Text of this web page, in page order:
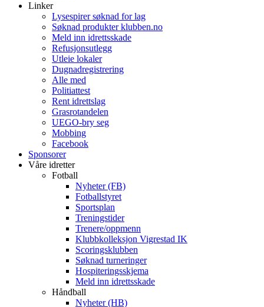
Linker
Lysespirer søknad for lag
Søknad produkter klubben.no
Meld inn idrettsskade
Refusjonsutlegg
Utleie lokaler
Dugnadregistrering
Alle med
Politiattest
Rent idrettslag
Grasrotandelen
UEGO-bry seg
Mobbing
Facebook
Sponsorer
Våre idretter
Fotball
Nyheter (FB)
Fotballstyret
Sportsplan
Treningstider
Trenere/oppmenn
Klubbkolleksjon Vigrestad IK
Scoringsklubben
Søknad turneringer
Hospiteringsskjema
Meld inn idrettsskade
Håndball
Nyheter (HB)